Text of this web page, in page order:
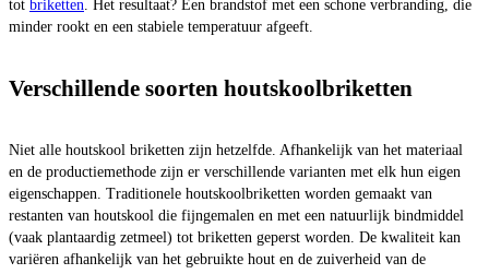
tot briketten . Het resultaat? Een brandstof met een schone verbranding, die
minder rookt en een stabiele temperatuur afgeeft.
Verschillende soorten houtskoolbriketten
Niet alle houtskool briketten zijn hetzelfde. Afhankelijk van het materiaal
en de productiemethode zijn er verschillende varianten met elk hun eigen
eigenschappen. Traditionele houtskoolbriketten worden gemaakt van
restanten van houtskool die fijngemalen en met een natuurlijk bindmiddel
(vaak plantaardig zetmeel) tot briketten geperst worden. De kwaliteit kan
variëren afhankelijk van het gebruikte hout en de zuiverheid van de